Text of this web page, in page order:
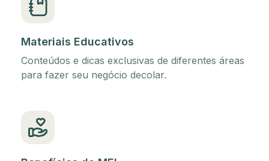
Materiais Educativos
Conteúdos e dicas exclusivas de diferentes áreas
para fazer seu negócio decolar.